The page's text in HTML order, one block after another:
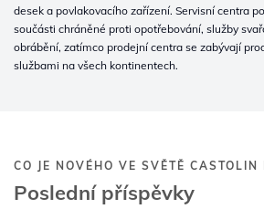
desek a povlakovacího zařízení. Servisní centra
součásti chráněné proti opotřebování, služby
obrábění, zatímco prodejní centra se zabývají
službami na všech kontinentech.
CO JE NOVÉHO VE SVĚTĚ CASTOLIN
Poslední příspěvky